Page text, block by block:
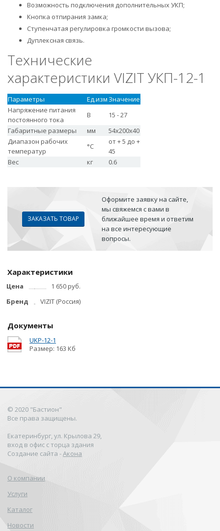
Возможность подключения дополнительных УКП;
Кнопка отпирания замка;
Ступенчатая регулировка громкости вызова;
Дуплексная связь.
Технические
характеристики VIZIT УКП-12-1
Параметры Ед.изм Значение
Напряжение питания
постоянного тока
В
15 - 27
Габаритные размеры
мм
54х200х40
Диапазон рабочих
температур
°С
от + 5 до +
45
Вес
кг 0.6
ЗАКАЗАТЬ ТОВАР
Оформите заявку на сайте,
мы свяжемся с вами в
ближайшее время и ответим
на все интересующие
вопросы.
Характеристики
Цена
1 650 руб.
Бренд
VIZIT (Россия)
Документы
UKP-12-1
Размер: 163 Кб
© 2020 "Бастион"
Все права защищены.
Екатеринбург, ул. Крылова 29,
вход в офис с торца здания
Создание сайта -Акона
О компании
Услуги
Каталог
Новости